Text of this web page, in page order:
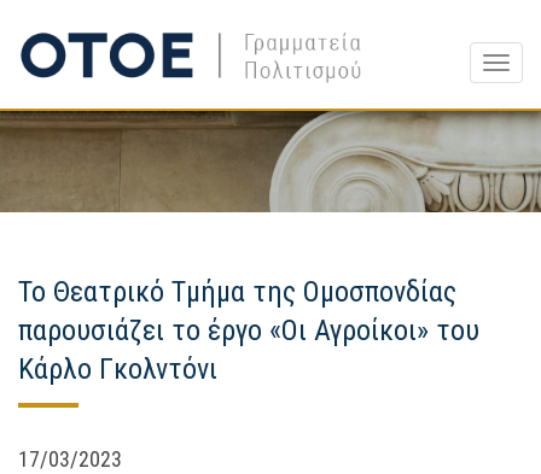
Το Θεατρικό Τμήμα της Ομοσπονδίας
παρουσιάζει το έργο «Οι Αγροίκοι» του
Κάρλο Γκολντόνι
17/03/2023